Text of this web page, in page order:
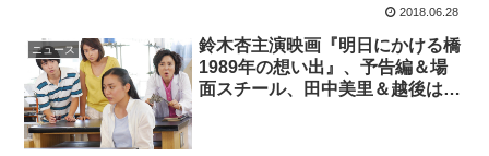
2018.06.28
ニュース
鈴木杏主演映画『明日にかける橋
1989年の想い出』、予告編＆場
面スチール、田中美里＆越後はる